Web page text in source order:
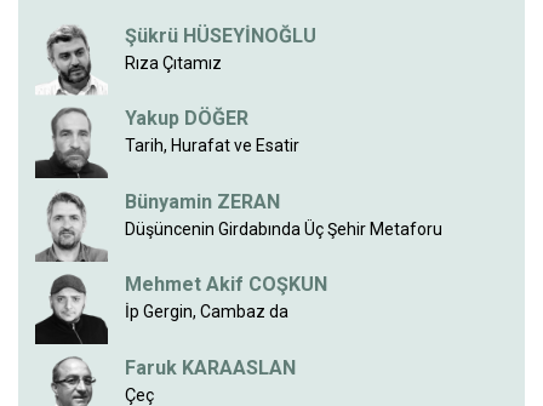
Şükrü HÜSEYİNOĞLU
Rıza Çıtamız
Yakup DÖĞER
Tarih, Hurafat ve Esatir
Bünyamin ZERAN
Düşüncenin Girdabında Üç Şehir Metaforu
Mehmet Akif COŞKUN
İp Gergin, Cambaz da
Faruk KARAASLAN
Çeç